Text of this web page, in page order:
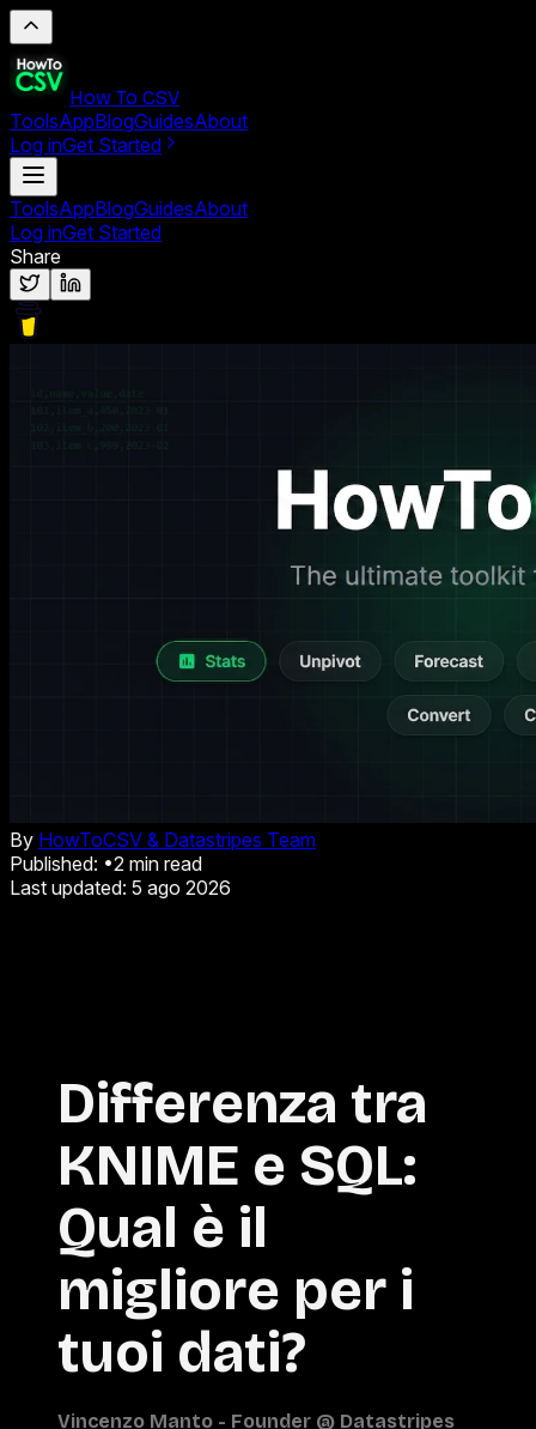
How To CSV
ToolsAppBlogGuidesAbout
Log inGet Started
ToolsAppBlogGuidesAbout
Log inGet Started
Share
By HowToCSV & Datastripes Team
Published: •2 min read
Last updated: 5 ago 2026
Differenza tra
KNIME e SQL:
Qual è il
migliore per i
tuoi dati?